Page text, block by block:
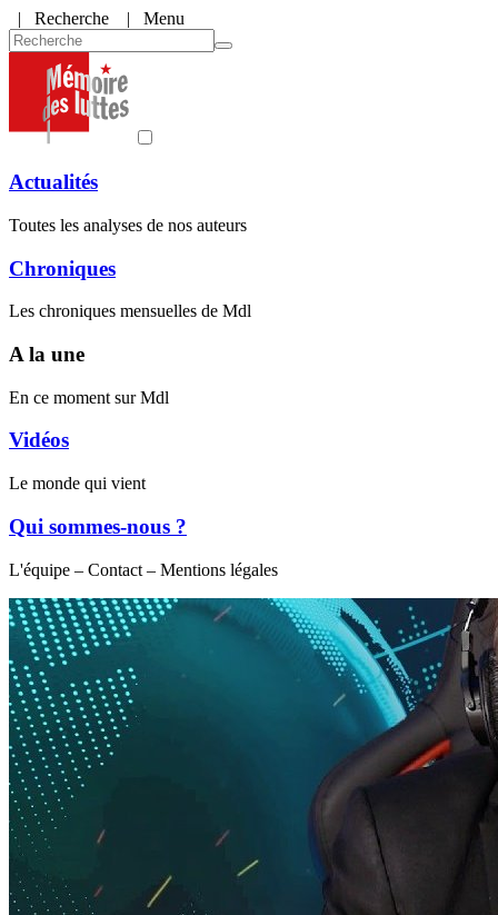
| Recherche | Menu
Actualités
Toutes les analyses de nos auteurs
Chroniques
Les chroniques mensuelles de Mdl
A la une
En ce moment sur Mdl
Vidéos
Le monde qui vient
Qui sommes-nous ?
L'équipe – Contact – Mentions légales